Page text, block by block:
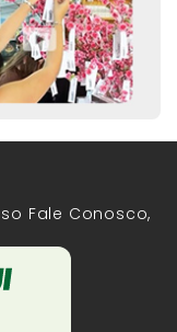
Fale Conosco,